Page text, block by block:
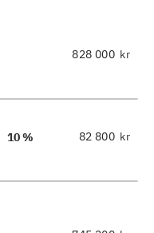
kr
10 % kr